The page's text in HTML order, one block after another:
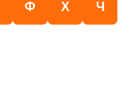
Ф Х Ч